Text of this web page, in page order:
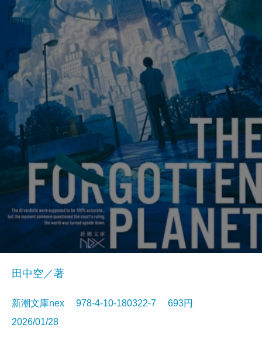
田中空／著
新潮文庫nex 978-4-10-180322-7 693円
2026/01/28